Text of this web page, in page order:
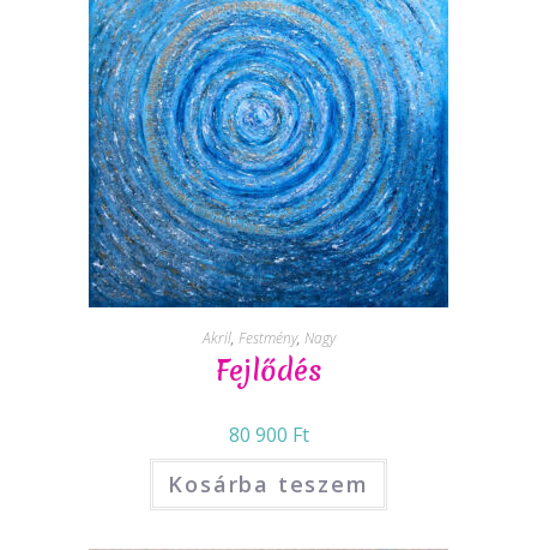
Akril, Festmény, Nagy
Fejlődés
80 900 Ft
Kosárba teszem